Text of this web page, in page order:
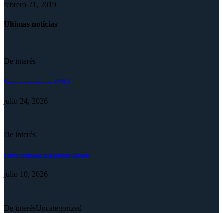
febrero 21, 2019
Ultimas noticias
De interés
Nuevo convenio con VYRA
julio 24, 2026
De interés
Nuevo convenio con Deport Cream
julio 10, 2026
De interésUncategorized